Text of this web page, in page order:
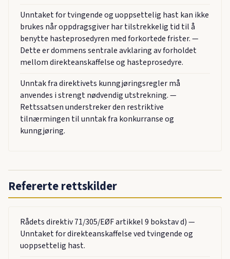
Unntaket for tvingende og uoppsettelig hast kan ikke
brukes når oppdragsgiver har tilstrekkelig tid til å
benytte hasteprosedyren med forkortede frister. —
Dette er dommens sentrale avklaring av forholdet
mellom direkteanskaffelse og hasteprosedyre.
Unntak fra direktivets kunngjøringsregler må
anvendes i strengt nødvendig utstrekning. —
Rettssatsen understreker den restriktive
tilnærmingen til unntak fra konkurranse og
kunngjøring.
Refererte rettskilder
Rådets direktiv 71/305/EØF artikkel 9 bokstav d) —
Unntaket for direkteanskaffelse ved tvingende og
uoppsettelig hast.